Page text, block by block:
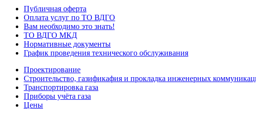
Публичная оферта
Оплата услуг по ТО ВДГО
Вам необходимо это знать!
ТО ВДГО МКД
Нормативные документы
График проведения технического обслуживания
Проектирование
Строительство, газификафия и прокладка инженерных
Транспортировка газа
Приборы учёта газа
Цены